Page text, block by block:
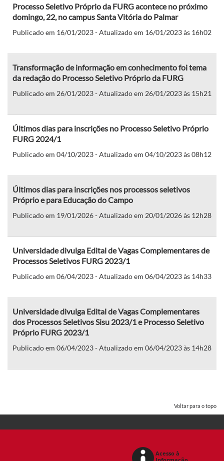
Processo Seletivo Próprio da FURG acontece no próximo
domingo, 22, no campus Santa Vitória do Palmar
Publicado em 16/01/2023 - Atualizado em 16/01/2023 às 16h02
Transformação de informação em conhecimento foi tema
da redação do Processo Seletivo Próprio da FURG
Publicado em 26/01/2023 - Atualizado em 26/01/2023 às 15h21
Últimos dias para inscrições no Processo Seletivo Próprio
FURG 2024/1
Publicado em 04/10/2023 - Atualizado em 04/10/2023 às 08h12
Últimos dias para inscrições nos processos seletivos
Próprio e para Educação do Campo
Publicado em 19/01/2026 - Atualizado em 20/01/2026 às 12h28
Universidade divulga Edital de Vagas Complementares de
Processos Seletivos FURG 2023/1
Publicado em 06/04/2023 - Atualizado em 06/04/2023 às 14h33
Universidade divulga Edital de Vagas Complementares
dos Processos Seletivos Sisu 2023/1 e Processo Seletivo
Próprio FURG 2023/1
Publicado em 06/04/2023 - Atualizado em 06/04/2023 às 14h28
Voltar para o topo